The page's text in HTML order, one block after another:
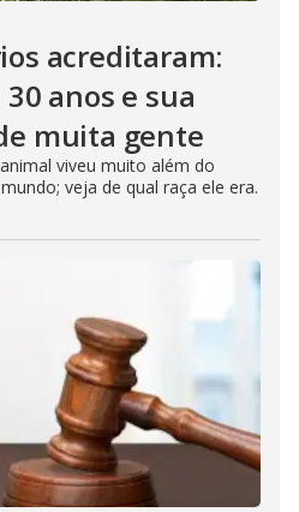
acreditaram:
anos e sua
muita gente
viveu muito além do
veja de qual raça ele era.